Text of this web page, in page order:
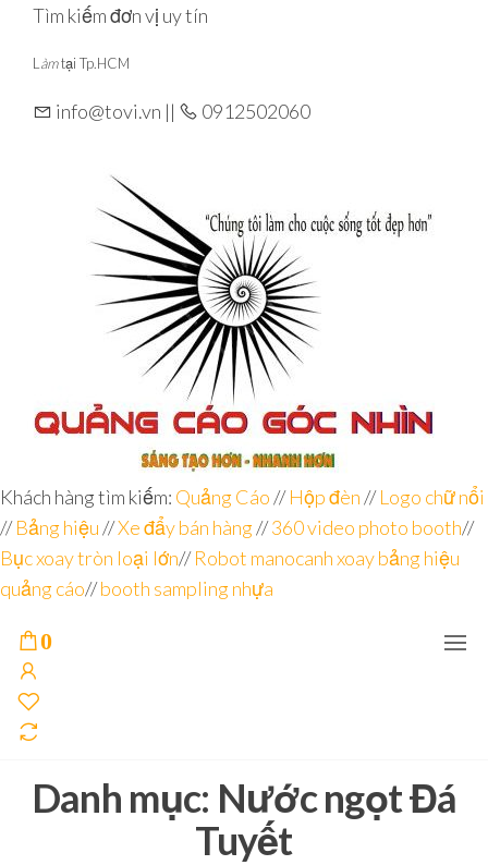
Skip
content
Tìm kiếm đơn vị uy tín
L àmtại Tp.HCM
info@tovi.vn || 0912502060
Đơn vị
chuyên
sâu – 8
năm
kinh
nghiệm
Góc
Nhìn
Agency –
nhà sản
xuất
POSM,
Quầy
Sampling,
Booth
trưng
bày, tủ
trưng
bày… tại
Tp.Hồ
Khách hàng tìm kiếm: Quảng Cáo//Hộp đèn//Logo chữ nổi
//Bảng hiệu//Xe đẩy bán hàng//360 video photo booth//
Bục xoay tròn loại lớn//Robot manocanh xoay bảng hiệu
quảng cáo//booth sampling nhựa
0
Danh mục: Nước ngọt Đá
Tuyết